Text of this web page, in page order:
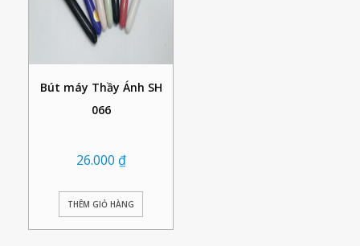
Bút máy Thầy Ánh SH
066
26.000 ₫
THÊM GIỎ HÀNG